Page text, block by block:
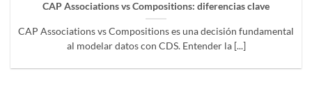
CAP Associations vs Compositions: diferencias clave
CAP Associations vs Compositions es una decisión fundamental
al modelar datos con CDS. Entender la [...]